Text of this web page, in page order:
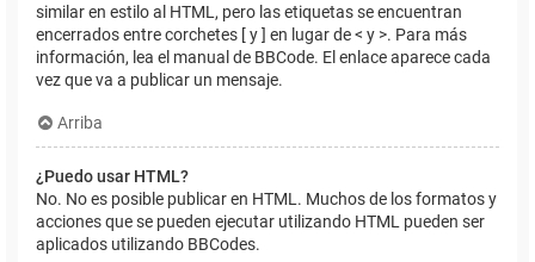
similar en estilo al HTML, pero las etiquetas se encuentran
encerrados entre corchetes [ y ] en lugar de < y >. Para más
información, lea el manual de BBCode. El enlace aparece cada
vez que va a publicar un mensaje.
Arriba
¿Puedo usar HTML?
No. No es posible publicar en HTML. Muchos de los formatos y
acciones que se pueden ejecutar utilizando HTML pueden ser
aplicados utilizando BBCodes.